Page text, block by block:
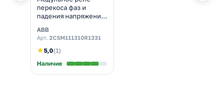
перекоса фаз и
падения напряжения
ABB
Арт. 2CSM111310R1331
★5,0(1)
Наличие